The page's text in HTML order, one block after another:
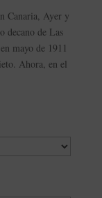
Canaria, Ayer y
decano de Las
mayo de 1911
Ahora, en el